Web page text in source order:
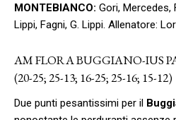
MONTEBIANCO: Gori, Mercedes,
Lippi, Fagni, G. Lippi. Allenatore:
AM FLORA BUGGIANO-IUS
(20-25; 25-13; 16-25; 25-16; 15-12)
Due punti pesantissimi per il